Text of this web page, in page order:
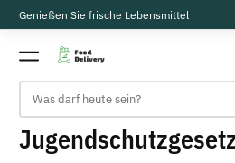
Genießen Sie frische Lebensmittel